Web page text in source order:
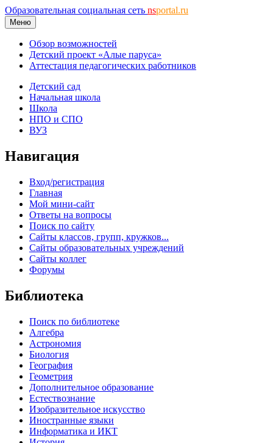
Образовательная социальная сеть nsportal.ru
Меню
Обзор возможностей
Детский проект «Алые паруса»
Аттестация педагогических работников
Детский сад
Начальная школа
Школа
НПО и СПО
ВУЗ
Навигация
Вход/регистрация
Главная
Мой мини-сайт
Ответы на вопросы
Поиск по сайту
Сайты классов, групп, кружков...
Сайты образовательных учреждений
Сайты коллег
Форумы
Библиотека
Поиск по библиотеке
Алгебра
Астрономия
Биология
География
Геометрия
Дополнительное образование
Естествознание
Изобразительное искусство
Иностранные языки
Информатика и ИКТ